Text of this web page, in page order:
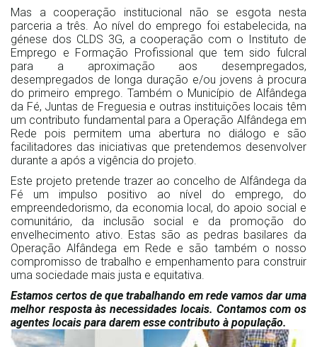
Mas a cooperação institucional não se esgota nesta
parceria a três. Ao nível do emprego foi estabelecida, na
génese dos CLDS 3G, a cooperação com o Instituto de
Emprego e Formação Profissional que tem sido fulcral
para a aproximação aos desempregados,
desempregados de longa duração e/ou jovens à procura
do primeiro emprego. Também o Município de Alfândega
da Fé, Juntas de Freguesia e outras instituições locais têm
um contributo fundamental para a Operação Alfândega em
Rede pois permitem uma abertura no diálogo e são
facilitadores das iniciativas que pretendemos desenvolver
durante a após a vigência do projeto.
Este projeto pretende trazer ao concelho de Alfândega da
Fé um impulso positivo ao nível do emprego, do
empreendedorismo, da economia local, do apoio social e
comunitário, da inclusão social e da promoção do
envelhecimento ativo. Estas são as pedras basilares da
Operação Alfândega em Rede e são também o nosso
compromisso de trabalho e empenhamento para construir
uma sociedade mais justa e equitativa.
Estamos certos de que trabalhando em rede vamos dar uma
melhor resposta às necessidades locais. Contamos com os
agentes locais para darem esse contributo à população.